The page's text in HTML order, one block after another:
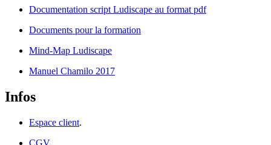
Documentation script Ludiscape au format pdf
Documents pour la formation
Mind-Map Ludiscape
Manuel Chamilo 2017
Infos
Espace client.
CGV.